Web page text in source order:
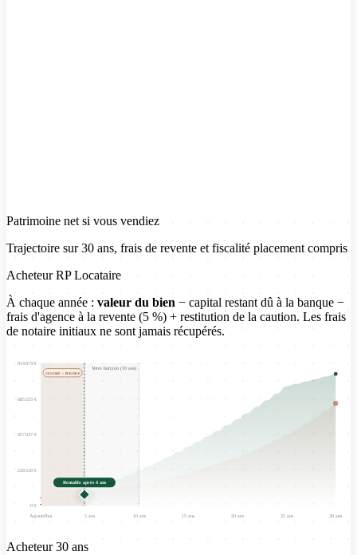
Patrimoine net si vous vendiez
Trajectoire sur 30 ans, frais de revente et fiscalité placement compris
Acheteur RP Locataire
À chaque année : valeur du bien − capital restant dû à la banque −
frais d'agence à la revente (5 %) + restitution de la caution. Les frais
de notaire initiaux ne sont jamais récupérés.
0 €
228 518 €
457 037 €
685 555 €
914 073 €
VENDRE = PERDRE
Votre horizon (10ans)
Rentable après 4 ans
Aujourd'hui 5 ans 10 ans 15 ans 20 ans 25 ans 30 ans
Acheteur 30 ans